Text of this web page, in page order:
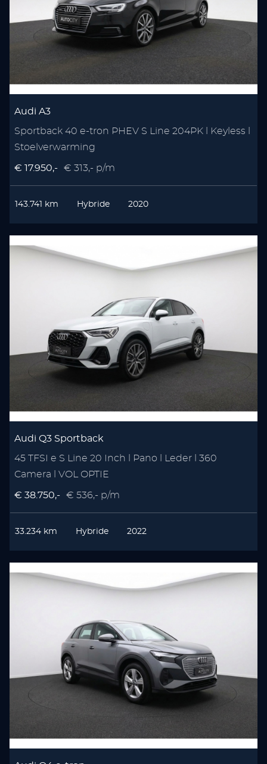
Audi A3
Sportback 40 e-tron PHEV S Line 204PK l Keyless l
Stoelverwarming
€ 17.950,- € 313,- p/m
143.741 km Hybride 2020
Audi Q3 Sportback
45 TFSI e S Line 20 Inch l Pano l Leder l 360
Camera l VOL OPTIE
€ 38.750,- € 536,- p/m
33.234 km Hybride 2022